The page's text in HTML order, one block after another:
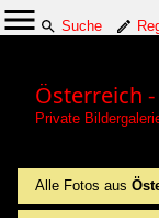
Suche
Österreich
Private
Alle Fotos aus